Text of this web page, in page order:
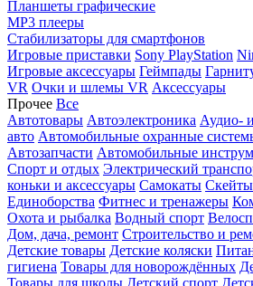
Планшеты графические
MP3 плееры
Стабилизаторы для смартфонов
Игровые приставки Sony PlayStation
Игровые аксессуары Геймпады
VR Очки и шлемы VR Аксессуары
Прочее Все
Автотовары Автоэлектроника Аудио-
авто Автомобильные охранные
Автозапчасти Автомобильные
Спорт и отдых Электрический
коньки и аксессуары Самокаты
Единоборства Фитнес и тренажеры
Охота и рыбалка Водный спорт
Дом, дача, ремонт Строительство и
Детские товары Детские коляски
гигиена Товары для новорождённых
Товары для школы Детский спорт